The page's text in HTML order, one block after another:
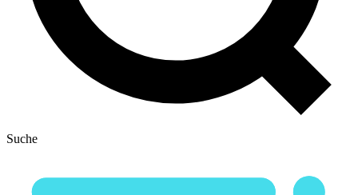
Suche